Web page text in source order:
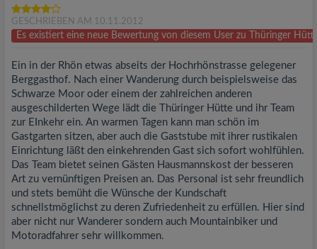
GESCHRIEBEN AM 10.11.2012
Es existiert eine neue Bewertung von diesem User zu Thüringer
Ein in der Rhön etwas abseits der Hochrhönstrasse gelegener
Berggasthof. Nach einer Wanderung durch beispielsweise das
Schwarze Moor oder einem der zahlreichen anderen
ausgeschilderten Wege lädt die Thüringer Hütte und ihr Team
zur EInkehr ein. An warmen Tagen kann man schön im
Gastgarten sitzen, aber auch die Gaststube mit ihrer rustikalen
Einrichtung läßt den einkehrenden Gast sich sofort wohlfühlen.
Das Team bietet seinen Gästen Hausmannskost der besseren
Art zu vernünftigen Preisen an. Das Personal ist sehr freundlich
und stets bemüht die Wünsche der Kundschaft
schnellstmöglichst zu deren Zufriedenheit zu erfüllen. Hier sind
aber nicht nur Wanderer sondern auch Mountainbiker und
Motoradfahrer sehr willkommen.